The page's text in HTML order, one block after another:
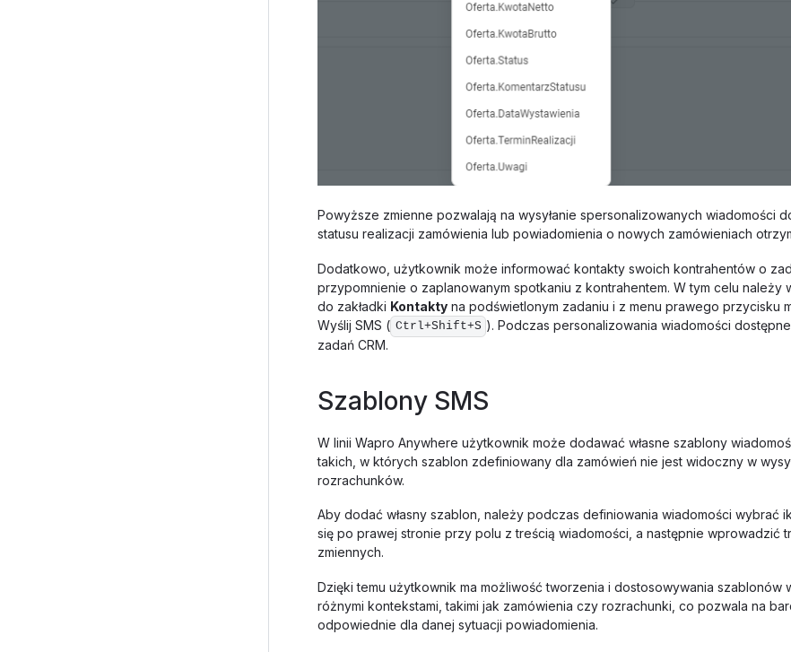
Powyższe zmienne pozwalają na wysyłanie spersonalizowanych wiadomości
statusu realizacji zamówienia lub powiadomienia o nowych zamówieniach
Dodatkowo, użytkownik może informować kontakty swoich kontrahentów o
przypomnienie o zaplanowanym spotkaniu z kontrahentem. W tym celu należy
do zakładki Kontakty na podświetlonym zadaniu i z menu prawego przycisku
Wyślij SMS ( Ctrl+Shift+S ). Podczas personalizowania wiadomości
zadań CRM.
Szablony SMS
W linii Wapro Anywhere użytkownik może dodawać własne szablony
takich, w których szablon zdefiniowany dla zamówień nie jest widoczny w
rozrachunków.
Aby dodać własny szablon, należy podczas definiowania wiadomości wybrać
się po prawej stronie przy polu z treścią wiadomości, a następnie wprowadzić
zmiennych.
Dzięki temu użytkownik ma możliwość tworzenia i dostosowywania szablonów
różnymi kontekstami, takimi jak zamówienia czy rozrachunki, co pozwala na
odpowiednie dla danej sytuacji powiadomienia.